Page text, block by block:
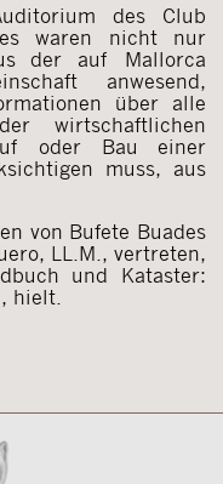
des Club
waren nicht nur
der auf Mallorca
anwesend,
über alle
wirtschaftlichen
oder Bau einer
muss, aus
von Bufete Buades
LL.M., vertreten,
und Kataster:
hielt.